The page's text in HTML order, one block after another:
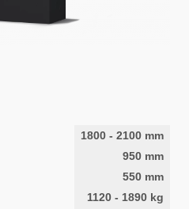
1800 - 2100 mm
950 mm
550 mm
1120 - 1890 kg